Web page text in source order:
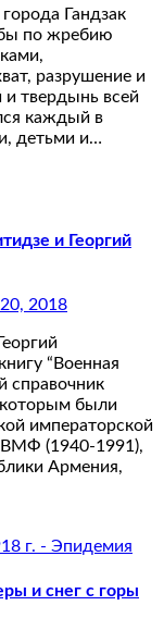
Гандзак
бы по жребию
разрушение и
и твердынь всей
каждый в
детьми и…
и Георгий
2018
“Военная
справочник
были
императорской
ВМФ (1940-1991),
Армения,
и снег с горы